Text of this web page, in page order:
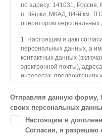
по адресу: 141031, Россия,
п. Вёшки, МКАД, 84-й км,
оператором персональных
1. Настоящим я даю
персональных данных, а
контактных данных
электронной почты),
интересах, предпочтениях
устройства и модели
уникального
предпочтительного
контактов.
Отправляя данную форму,
своих персональных
Настоящим в
Согласия, я разрешаю